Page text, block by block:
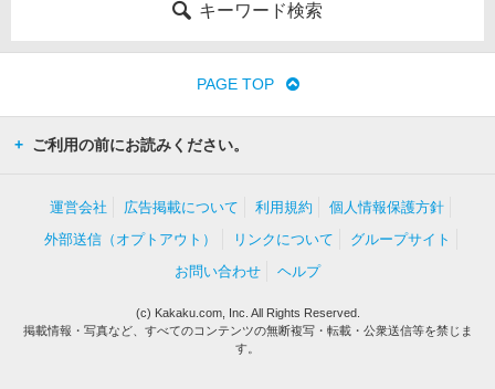
キーワード検索
PAGE TOP
ご利用の前にお読みください。
運営会社 広告掲載について 利用規約
個人情報保護方針
外部送信（オプトアウト）
リンクについて
グループサイト
お問い合わせ
ヘルプ
(c) Kakaku.com, Inc. All Rights Reserved.
掲載情報・写真など、すべてのコンテンツの無断複写・転載・公衆送信等を禁じま
す。